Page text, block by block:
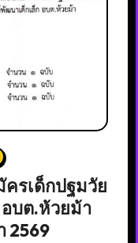
ครเด็กปฐมวัย
บต.ห้วยม้า
2569